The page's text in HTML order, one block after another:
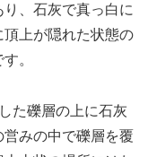
、石灰で真っ白に
上が隠れた状態の
す。
た礫層の上に石灰
みの中で礫層を覆